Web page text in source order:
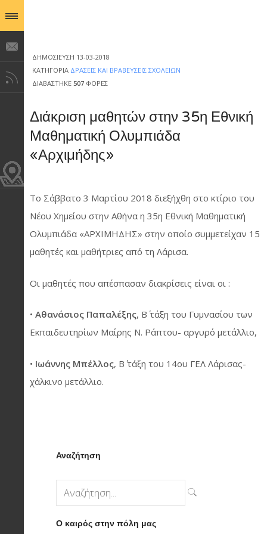
ΔΗΜΟΣΊΕΥΣΗ 13-03-2018
ΚΑΤΗΓΟΡΊΑ ΔΡΆΣΕΙΣ ΚΑΙ ΒΡΑΒΕΎΣΕΙΣ ΣΧΟΛΕΊΩΝ
ΔΙΑΒΆΣΤΗΚΕ 507 ΦΟΡΈΣ
Διάκριση μαθητών στην 35η Εθνική
Μαθηματική Ολυμπιάδα
«Αρχιμήδης»
Το Σάββατο 3 Μαρτίου 2018 διεξήχθη στο κτίριο του
Νέου Χημείου στην Αθήνα η 35η Εθνική Μαθηματική
Ολυμπιάδα «ΑΡΧΙΜΗΔΗΣ» στην οποίο συμμετείχαν 15
μαθητές και μαθήτριες από τη Λάρισα.
Οι μαθητές που απέσπασαν διακρίσεις είναι οι :
• Αθανάσιος Παπαλέξης, Β΄ τάξη του Γυμνασίου των
Εκπαιδευτηρίων Μαίρης Ν. Ράπτου- αργυρό μετάλλιο,
• Ιωάννης Μπέλλος, Β΄ τάξη του 14ου ΓΕΛ Λάρισας-
χάλκινο μετάλλιο.
Αναζήτηση
Ο καιρός στην πόλη μας